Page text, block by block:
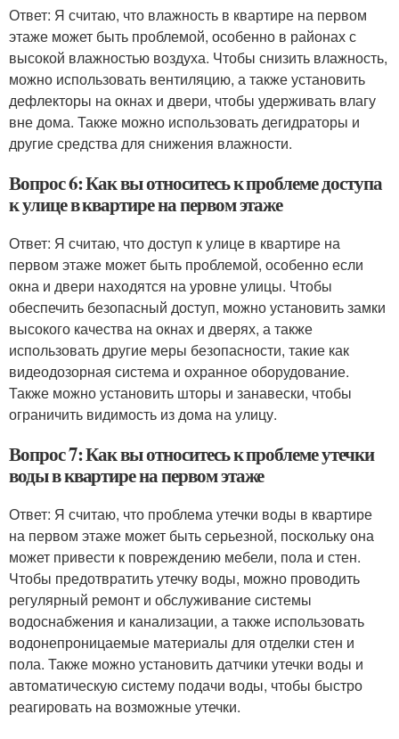
Ответ: Я считаю, что влажность в квартире на первом
этаже может быть проблемой, особенно в районах с
высокой влажностью воздуха. Чтобы снизить влажность,
можно использовать вентиляцию, а также установить
дефлекторы на окнах и двери, чтобы удерживать влагу
вне дома. Также можно использовать дегидраторы и
другие средства для снижения влажности.
Вопрос 6: Как вы относитесь к проблеме доступа
к улице в квартире на первом этаже
Ответ: Я считаю, что доступ к улице в квартире на
первом этаже может быть проблемой, особенно если
окна и двери находятся на уровне улицы. Чтобы
обеспечить безопасный доступ, можно установить замки
высокого качества на окнах и дверях, а также
использовать другие меры безопасности, такие как
видеодозорная система и охранное оборудование.
Также можно установить шторы и занавески, чтобы
ограничить видимость из дома на улицу.
Вопрос 7: Как вы относитесь к проблеме утечки
воды в квартире на первом этаже
Ответ: Я считаю, что проблема утечки воды в квартире
на первом этаже может быть серьезной, поскольку она
может привести к повреждению мебели, пола и стен.
Чтобы предотвратить утечку воды, можно проводить
регулярный ремонт и обслуживание системы
водоснабжения и канализации, а также использовать
водонепроницаемые материалы для отделки стен и
пола. Также можно установить датчики утечки воды и
автоматическую систему подачи воды, чтобы быстро
реагировать на возможные утечки.